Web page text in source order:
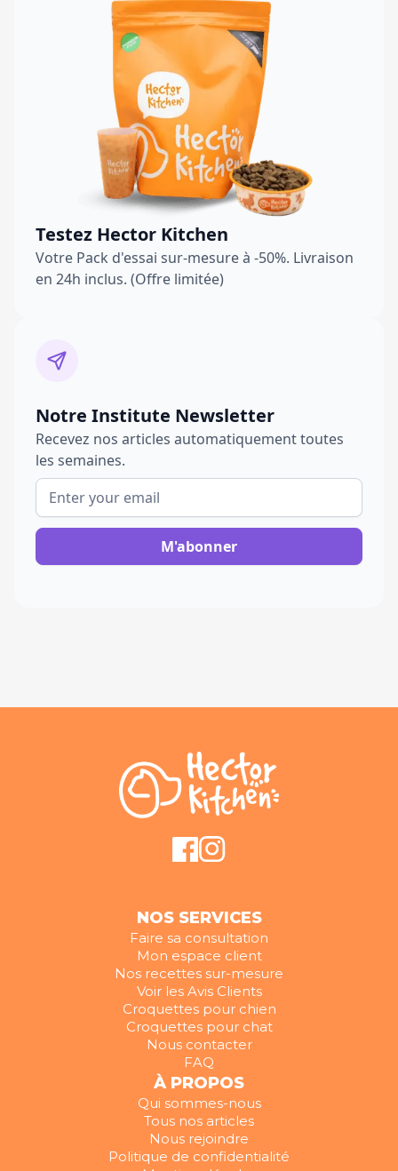
Testez Hector Kitchen
Votre Pack d'essai sur-mesure à -50%. Livraison
en 24h inclus. (Offre limitée)
Notre Institute Newsletter
Recevez nos articles automatiquement toutes
les semaines.
NOS SERVICES
Faire sa consultation
Mon espace client
Nos recettes sur-mesure
Voir les Avis Clients
Croquettes pour chien
Croquettes pour chat
Nous contacter
FAQ
À PROPOS
Qui sommes-nous
Tous nos articles
Nous rejoindre
Politique de confidentialité